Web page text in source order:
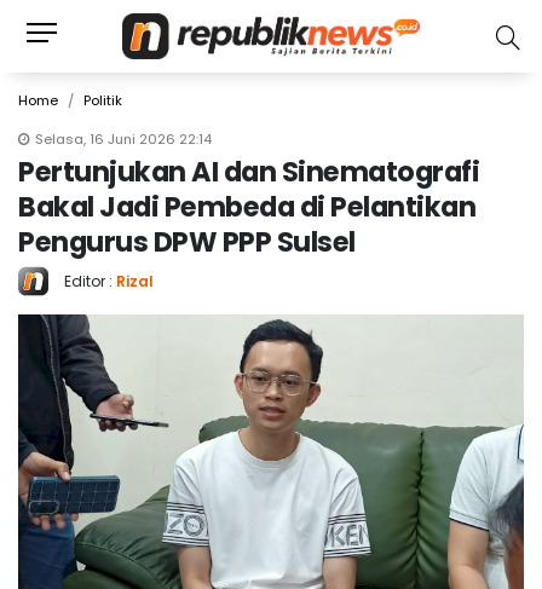
Home
Politik
Selasa, 16 Juni 2026 22:14
Pertunjukan AI dan Sinematografi
Bakal Jadi Pembeda di Pelantikan
Pengurus DPW PPP Sulsel
Editor : Rizal